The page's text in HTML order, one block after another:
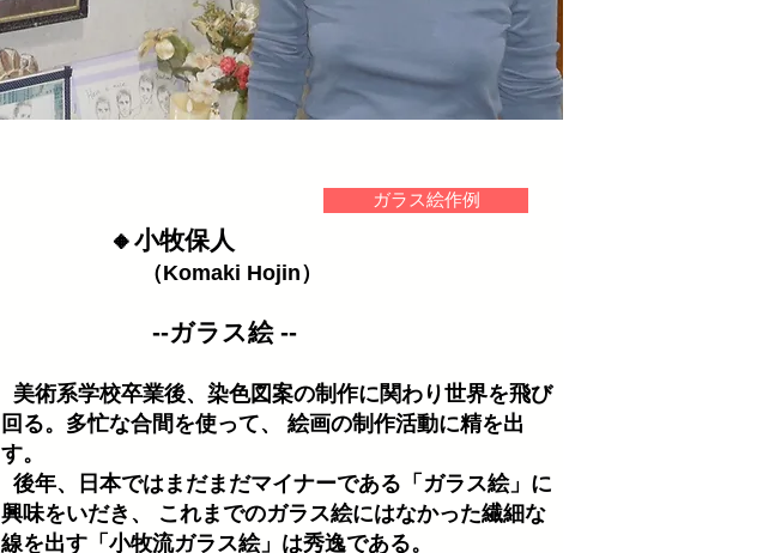
ガラス絵作例
🔸小牧保人
（Komaki Hojin）
--ガラス絵 --
美術系学校卒業後、染色図案の制作に関わり世界を飛び
回る。多忙な合間を使って、 絵画の制作活動に精を出
す。
後年、日本ではまだまだマイナーである「ガラス絵」に
興味をいだき、 これまでのガラス絵にはなかった繊細な
線を出す「小牧流ガラス絵」は秀逸である。